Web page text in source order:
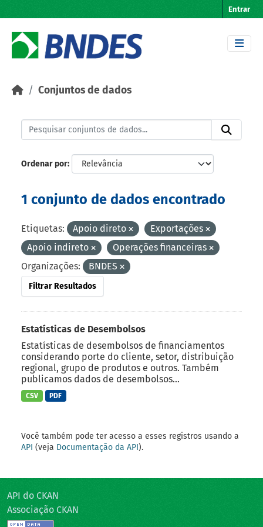
Entrar
Conjuntos de dados
Ordenar por
1 conjunto de dados encontrado
Etiquetas: Apoio direto
Exportações
Apoio indireto
Operações financeiras
Organizações:
BNDES
Filtrar Resultados
Estatísticas de Desembolsos
Estatísticas de desembolsos de financiamentos
considerando porte do cliente, setor, distribuição
regional, grupo de produtos e outros. Também
publicamos dados de desembolsos...
CSV PDF
Você também pode ter acesso a esses registros usando a
API (veja Documentação da API).
API do CKAN
Associação CKAN